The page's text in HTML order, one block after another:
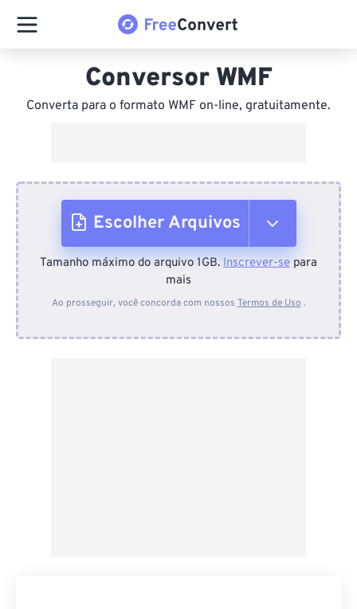
Conversor WMF
Converta para o formato WMF on-line, gratuitamente.
Escolher Arquivos
Do dispositivo
Tamanho máximo do arquivo 1GB. Inscrever-se para
mais
Ao prosseguir, você concorda com nossos Termos de Uso .